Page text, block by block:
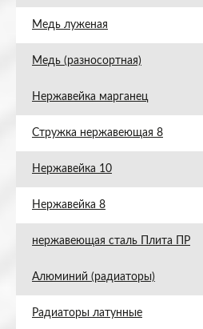
Медь луженая
Медь (разносортная)
Нержавейка марганец
Стружка нержавеющая 8
Нержавейка 10
Нержавейка 8
нержавеющая сталь Плита ПР
Алюминий (радиаторы)
Радиаторы латунные